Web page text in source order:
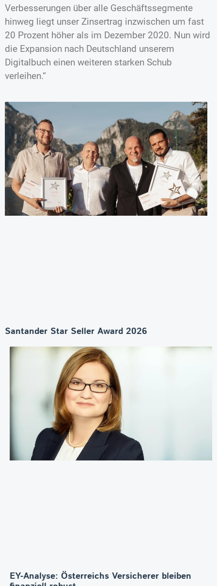
Verbesserungen über alle Geschäftssegmente
hinweg liegt unser Zinsertrag inzwischen um fast
20 Prozent höher als im Dezember 2020. Nun wird
die Expansion nach Deutschland unserem
Digitalbuch einen weiteren starken Schub
verleihen.“
Santander Star Seller Award 2026
EY-Analyse: Österreichs Versicherer bleiben